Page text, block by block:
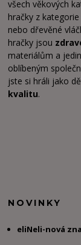
všech věkových
hračky z
nebo dřevěné
hračky jsou
materiálům a
oblíbeným
jste si hráli jako
kvalitu.
NOVINKY
eliNeli-nová